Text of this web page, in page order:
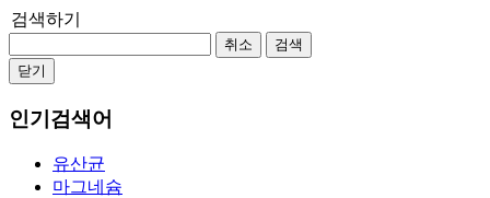
검색하기
취소
검색
닫기
인기검색어
유산균
마그네슘